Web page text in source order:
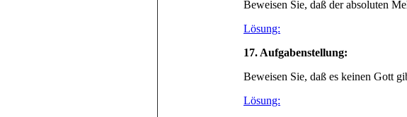
Beweisen Sie, daß der absoluten
Lösung:
17. Aufgabenstellung:
Beweisen Sie, daß es keinen Gott
Lösung: